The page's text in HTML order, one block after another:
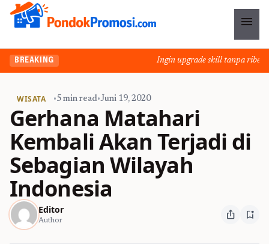
menu
BREAKING Ingin upgrade skill tanpa ribet?
WISATA •5 min read•Juni 19, 2020
Gerhana Matahari
Kembali Akan Terjadi di
Sebagian Wilayah
Indonesia
Editor
Author ios_share bookmark_add